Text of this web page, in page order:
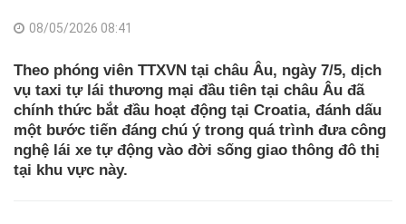
08/05/2026 08:41
Theo phóng viên TTXVN tại châu Âu, ngày 7/5, dịch
vụ taxi tự lái thương mại đầu tiên tại châu Âu đã
chính thức bắt đầu hoạt động tại Croatia, đánh dấu
một bước tiến đáng chú ý trong quá trình đưa công
nghệ lái xe tự động vào đời sống giao thông đô thị
tại khu vực này.